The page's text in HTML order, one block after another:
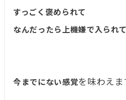
すっごく褒められて
なんだったら上機嫌で入られて
今までにない感覚を味わえま